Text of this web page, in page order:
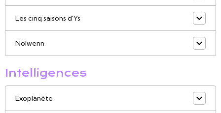
Les cinq saisons d'Ys
Nolwenn
Intelligences
Exoplanète